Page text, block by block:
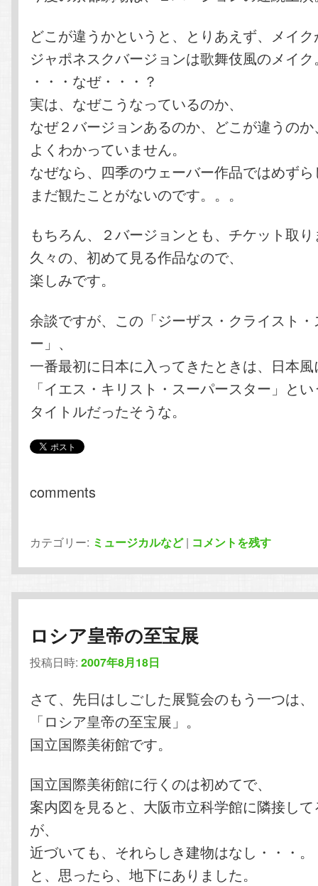
どこが違うかというと、とりあえず、メイ
ジャポネスクバージョンは歌舞伎風のメイク
・・・なぜ・・・？
実は、なぜこうなっているのか、
なぜ２バージョンあるのか、どこが違うのか
よくわかっていません。
なぜなら、四季のウェーバー作品ではめず
まだ観たことがないのです。。。
もちろん、２バージョンとも、チケット取
久々の、初めて見る作品なので、
楽しみです。
余談ですが、この「ジーザス・クライスト
ー」、
一番最初に日本に入ってきたときは、日本風
「イエス・キリスト・スーパースター」と
タイトルだったそうな。
comments
カテゴリー: ミュージカルなど | コメントを残す
ロシア皇帝の至宝展
投稿日時:2007年8月18日
さて、先日はしごした展覧会のもう一つは、
「ロシア皇帝の至宝展」。
国立国際美術館です。
国立国際美術館に行くのは初めてで、
案内図を見ると、大阪市立科学館に隣接し
が、
近づいても、それらしき建物はなし・・・。
と、思ったら、地下にありました。